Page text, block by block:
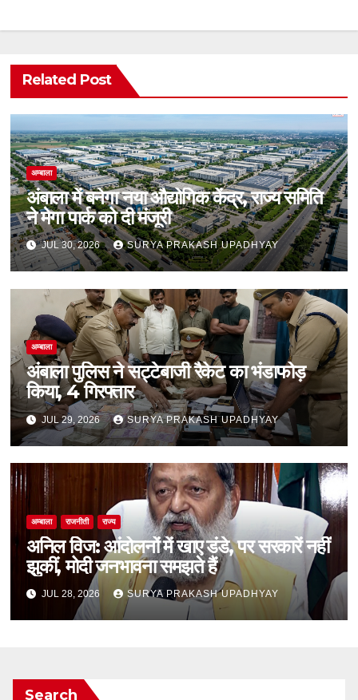
Related Post
अम्बाला
अंबाला में बनेगा नया औद्योगिक केंद्र, राज्य समिति
ने मेगा पार्क को दी मंजूरी
JUL 30, 2026 SURYA PRAKASH UPADHYAY
अम्बाला
अंबाला पुलिस ने सट्टेबाजी रैकेट का भंडाफोड़
किया, 4 गिरफ्तार
JUL 29, 2026 SURYA PRAKASH UPADHYAY
अम्बाला राजनीती राज्य
अनिल विज: आंदोलनों में खाए डंडे, पर सरकारें नहीं
झुकीं, मोदी जनभावना समझते हैं
JUL 28, 2026 SURYA PRAKASH UPADHYAY
Search